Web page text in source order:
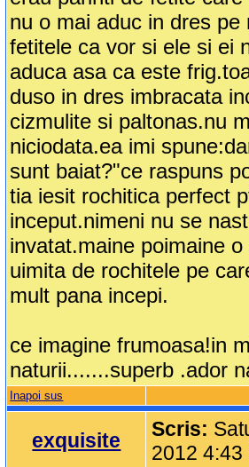
nu o mai aduc in dres pe
fetitele ca vor si ele si ei
aduca asa ca este
duso in dres imbracata
cizmulite si paltonas.nu
niciodata.ea imi
sunt baiat?"ce raspuns
tia iesit rochitica perfect
inceput.nimeni nu se
invatat.maine poimaine
uimita de rochitele pe
mult pana incepi.
ce imagine frumoasa!in
naturii.......superb .ador
Inapoi sus
exquisite Scris:
2012 4:43